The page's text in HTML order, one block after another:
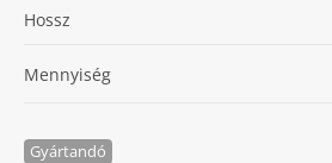
Hossz
Mennyiség
Gyártandó